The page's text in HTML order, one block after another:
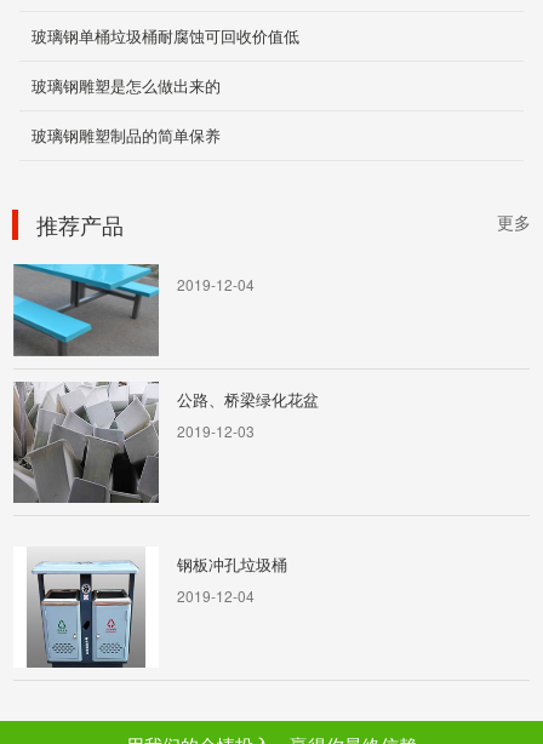
玻璃钢单桶垃圾桶耐腐蚀可回收价值低
玻璃钢雕塑是怎么做出来的
玻璃钢雕塑制品的简单保养
更多
推荐产品
机械外壳
2019-12-03
2019-12-04
公路、桥梁绿化花盆
2019-12-03
钢板冲孔垃圾桶
2019-12-04
2019-12-03